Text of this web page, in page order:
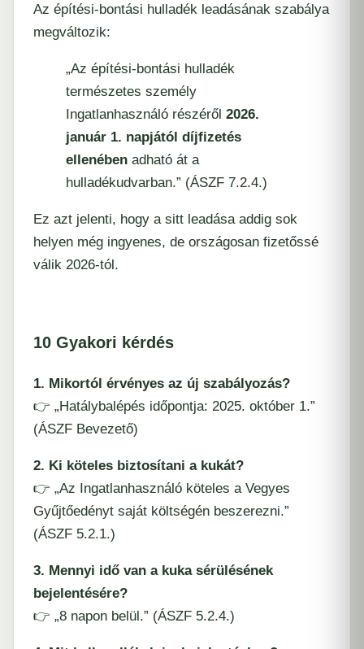
Az építési-bontási hulladék leadásának szabálya
megváltozik:
„Az építési-bontási hulladék
természetes személy
Ingatlanhasználó részéről 2026.
január 1. napjától díjfizetés
ellenében adható át a
hulladékudvarban.” (ÁSZF 7.2.4.)
Ez azt jelenti, hogy a sitt leadása addig sok
helyen még ingyenes, de országosan fizetőssé
válik 2026-tól.
10 Gyakori kérdés
1. Mikortól érvényes az új szabályozás?
👉 „Hatálybalépés időpontja: 2025. október 1.”
(ÁSZF Bevezető)
2. Ki köteles biztosítani a kukát?
👉 „Az Ingatlanhasználó köteles a Vegyes
Gyűjtőedényt saját költségén beszerezni.”
(ÁSZF 5.2.1.)
3. Mennyi idő van a kuka sérülésének
bejelentésére?
👉 „8 napon belül.” (ÁSZF 5.2.4.)